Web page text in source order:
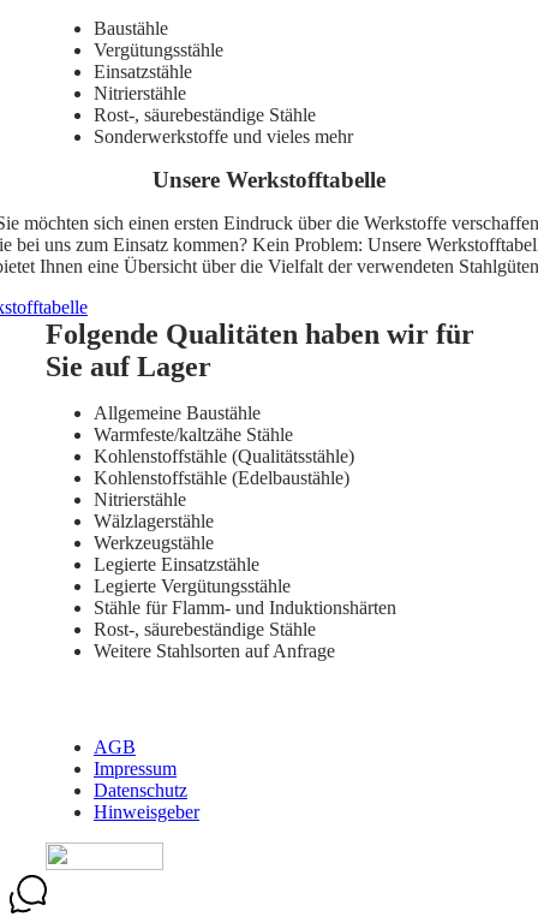
Baustähle
Vergütungsstähle
Einsatzstähle
Nitrierstähle
Rost-, säurebeständige Stähle
Sonderwerkstoffe und vieles mehr
Unsere Werkstofftabelle
möchten sich einen ersten Eindruck über die Werkstoffe
bei uns zum Einsatz kommen? Kein Problem: Unsere
Ihnen eine Übersicht über die Vielfalt der verwendeten
Folgende Qualitäten haben wir für
Sie auf Lager
Allgemeine Baustähle
Warmfeste/kaltzähe Stähle
Kohlenstoffstähle (Qualitätsstähle)
Kohlenstoffstähle (Edelbaustähle)
Nitrierstähle
Wälzlagerstähle
Werkzeugstähle
Legierte Einsatzstähle
Legierte Vergütungsstähle
Stähle für Flamm- und Induktionshärten
Rost-, säurebeständige Stähle
Weitere Stahlsorten auf Anfrage
AGB
Impressum
Datenschutz
Hinweisgeber